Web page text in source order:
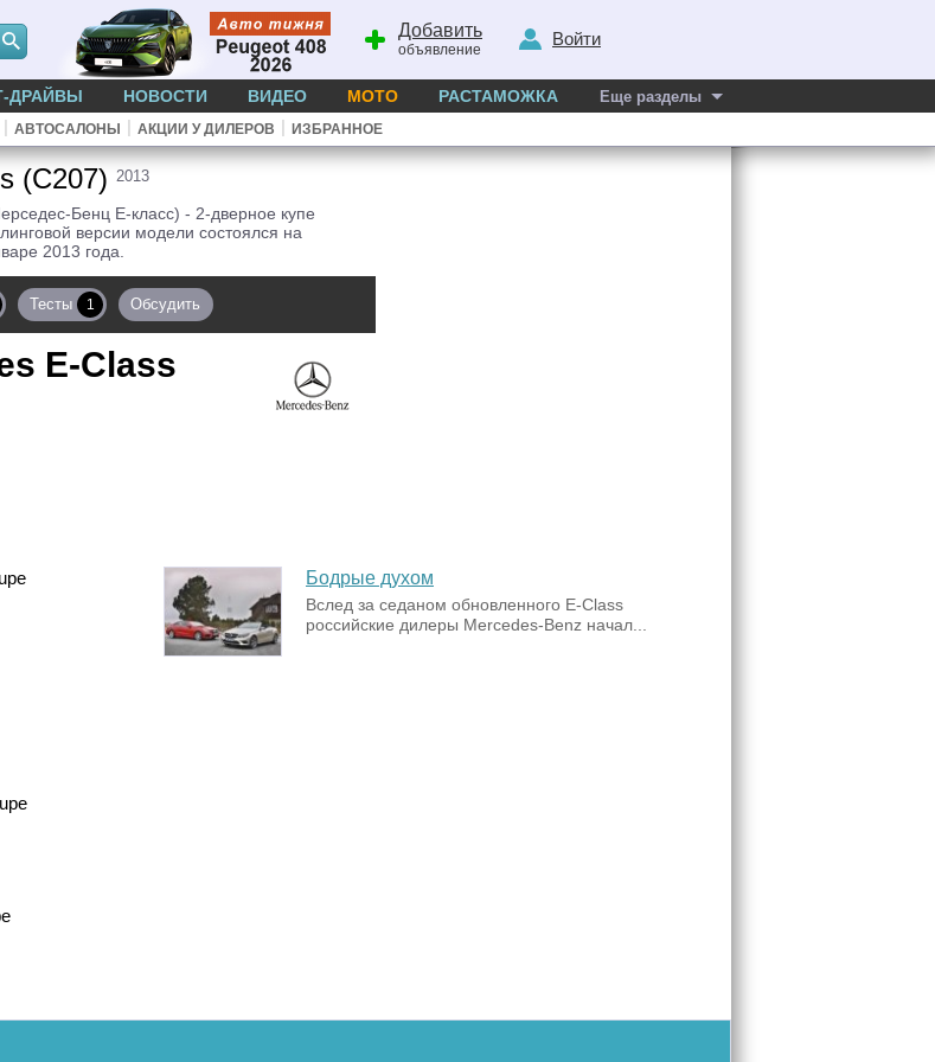
Добавить
объявление
Войти
ДРАЙВЫ НОВОСТИ ВИДЕО МОТО РАСТАМОЖКА Еще разделы
| АВТОСАЛОНЫ | АКЦИИ У ДИЛЕРОВ | ИЗБРАННОЕ
(C207) 2013
Бенц Е-класс) - 2-дверное купе
версии модели состоялся на
2013 года.
Тесты 1 Обсудить
E-Class
Бодрые духом
Вслед за седаном обновленного E-Class
российские дилеры Mercedes-Benz начал...